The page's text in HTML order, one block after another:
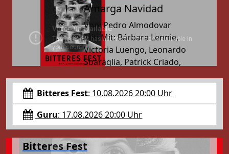
Amarga Navidad
Von: Pedro Almodovar
Mit: Mit: Bárbara Lennie,
Victoria Luengo, Leonardo
Sbaraglia, Patrick Criado,
Zwei Zeitebenen und zwei
Perspektiven verweben sich
zu einem vielschichtigen Spiel
zwischen Realität und Fiktion:
Die erfolgreiche
Werbefilmregisseurin Elsa
Bitteres Fest: 10.08.2026 20:00 Uhr
Guru: 17.08.2026 20:00 Uhr
Bitteres Fest